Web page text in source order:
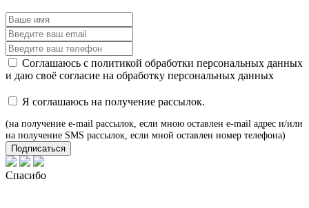
Соглашаюсь с политикой обработки персональных данных
и даю своё согласие на обработку персональных данных
Я соглашаюсь на получение рассылок.
(на получение e-mail рассылок, если мною оставлен e-mail адрес и/или
на получение SMS рассылок, если мной оставлен номер телефона)
Подписаться
Спасибо